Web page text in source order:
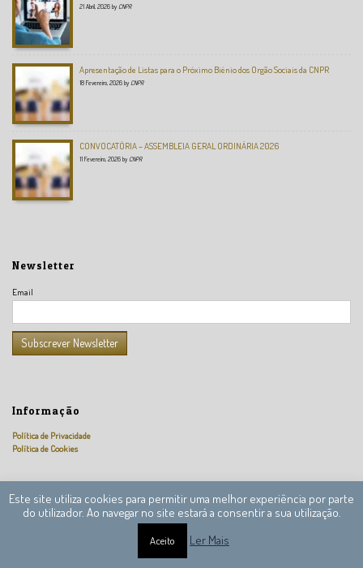
21 Abril, 2026 by CNPR
Apresentação de Listas para o Próximo Biénio dos Orgão Sociais da CNPR
18 Fevereiro, 2026 by CNPR
CONVOCATÓRIA – ASSEMBLEIA GERAL ORDINÁRIA 2026
11 Fevereiro, 2026 by CNPR
Newsletter
Email
Informação
Política de Privacidade
Política de Cookies
Câmara Nacional de Peritos Reguladores © 2013 – 2020 Todos os direitos reservados.
Este site utiliza cookies para permitir uma melhor experiência por parte
do utilizador. Ao navegar no site estará a consentir a sua utilização.
Aceito Ler Mais